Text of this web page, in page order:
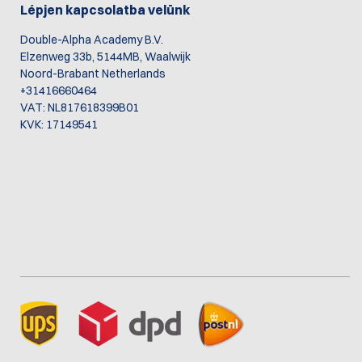
Lépjen kapcsolatba velünk
Double-Alpha Academy B.V.
Elzenweg 33b, 5144MB, Waalwijk
Noord-Brabant Netherlands
+31416660464
VAT: NL817618399B01
KVK: 17149541